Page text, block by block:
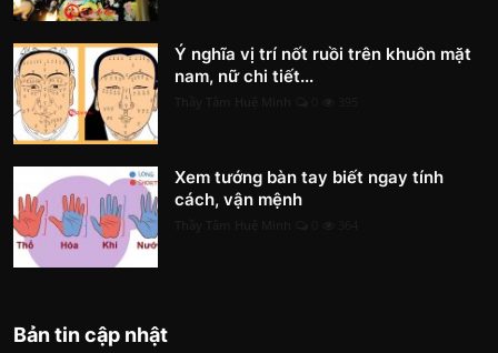
Ý nghĩa vị trí nốt ruồi trên khuôn mặt
nam, nữ chi tiết...
Xem tướng bàn tay biết ngay tính
cách, vận mệnh
Bản tin cập nhật